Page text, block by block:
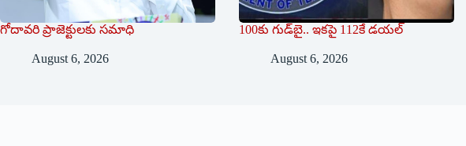
గోదావరి ప్రాజెక్టులకు సమాధి
August 6, 2026
100కు గుడ్‌బై.. ఇకపై 112కే డయల్
August 6, 2026